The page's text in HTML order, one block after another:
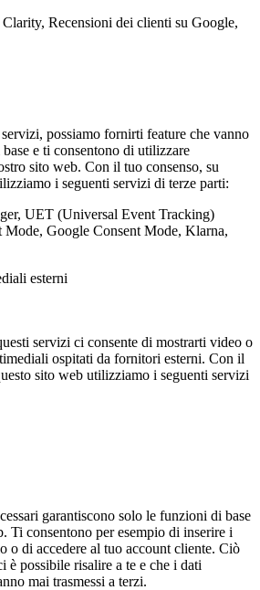
Recensioni dei clienti su Google,
possiamo fornirti feature che vanno
e ti consentono di utilizzare
sito web. Con il tuo consenso, su
i seguenti servizi di terze parti:
UET (Universal Event Tracking)
Mode, Google Consent Mode, Klarna,
esterni
servizi ci consente di mostrarti video o
ospitati da fornitori esterni. Con il
sito web utilizziamo i seguenti servizi
garantiscono solo le funzioni di base
Ti consentono per esempio di inserire i
o di accedere al tuo account cliente. Ciò
è possibile risalire a te e che i dati
mai trasmessi a terzi.